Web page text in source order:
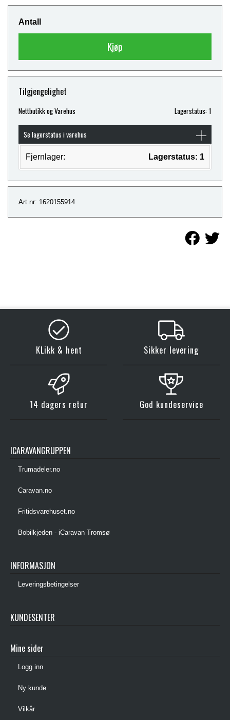
Antall
Kjøp
Tilgjengelighet
Nettbutikk og Varehus Lagerstatus: 1
Se lagerstatus i varehus
Fjernlager: Lagerstatus: 1
Art.nr: 1620155914
KLikk & hent Sikker levering
14 dagers retur God kundeservice
ICARAVANGRUPPEN
Trumadeler.no
Caravan.no
Fritidsvarehuset.no
Bobilkjeden - iCaravan Tromsø
INFORMASJON
Leveringsbetingelser
KUNDESENTER
Mine sider
Logg inn
Ny kunde
Vilkår